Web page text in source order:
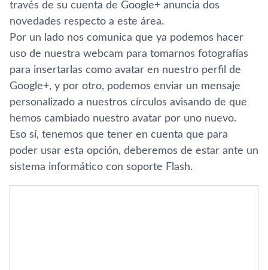
través de su cuenta de Google+ anuncia dos
novedades respecto a este área.
Por un lado nos comunica que ya podemos hacer
uso de nuestra webcam para tomarnos fotografí­as
para insertarlas como avatar en nuestro perfil de
Google+, y por otro, podemos enviar un mensaje
personalizado a nuestros cí­rculos avisando de que
hemos cambiado nuestro avatar por uno nuevo.
Eso sí­, tenemos que tener en cuenta que para
poder usar esta opción, deberemos de estar ante un
sistema informático con soporte Flash.